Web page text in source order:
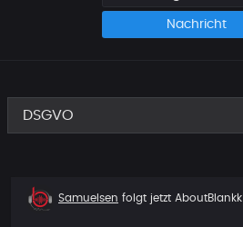
Nachricht
Neuer
Samuelsen folgt jetzt AboutBlankk